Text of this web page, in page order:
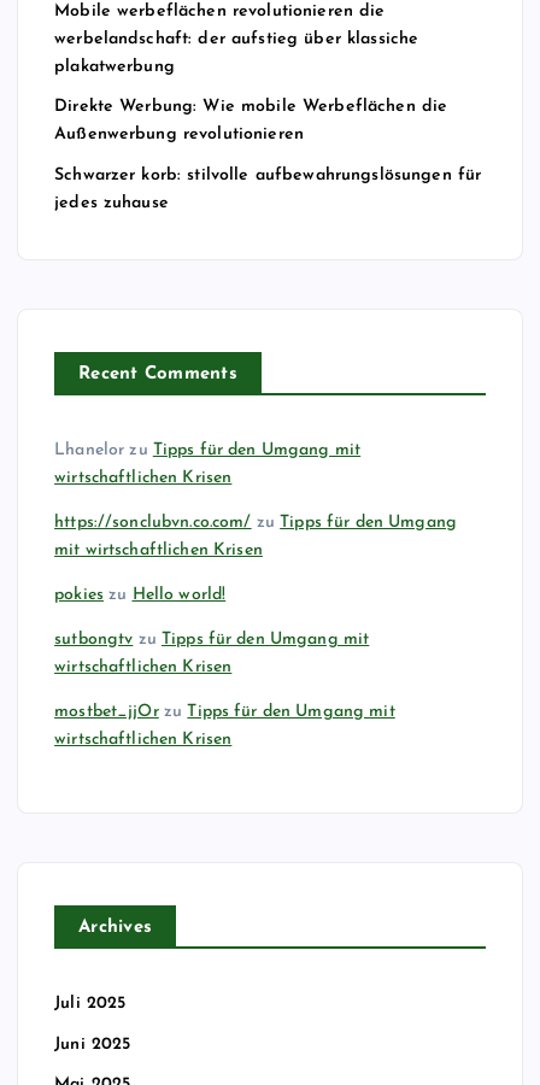
Mobile werbeflächen revolutionieren die
werbelandschaft: der aufstieg über klassiche
plakatwerbung
Direkte Werbung: Wie mobile Werbeflächen die
Außenwerbung revolutionieren
Schwarzer korb: stilvolle aufbewahrungslösungen für
jedes zuhause
Recent Comments
Lhanelor zu Tipps für den Umgang mit
wirtschaftlichen Krisen
https://sonclubvn.co.com/ zu Tipps für den Umgang
mit wirtschaftlichen Krisen
pokieszu Hello world!
sutbongtv zu Tipps für den Umgang mit
wirtschaftlichen Krisen
mostbet_jjOrzu Tipps für den Umgang mit
wirtschaftlichen Krisen
Archives
Juli 2025
Juni 2025